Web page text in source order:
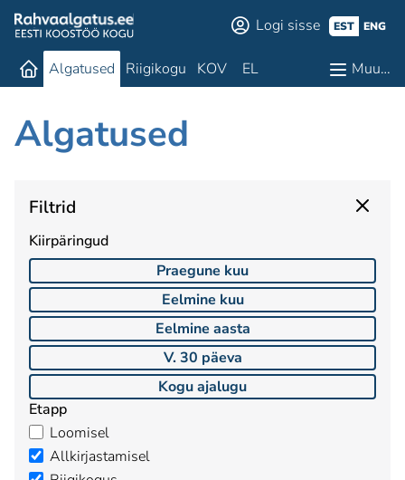
Logi sisse EST ENG
Algatused Riigikogu KOV EL Muu…
Algatused
Filtrid
Kiirpäringud
Praegune kuu
Eelmine kuu
Eelmine aasta
V. 30 päeva
Kogu ajalugu
Etapp
Loomisel
Allkirjastamisel